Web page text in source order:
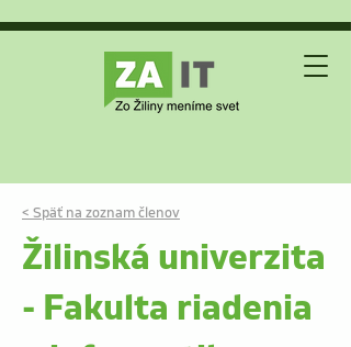
< Späť na zoznam členov
Žilinská univerzita
- Fakulta riadenia